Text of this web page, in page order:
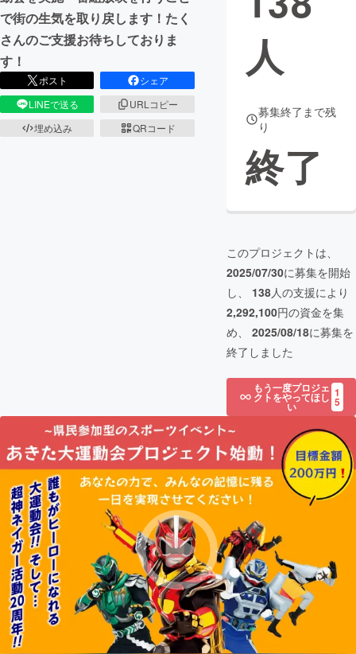
で街の生気を取り戻します！たく
さんのご支援お待ちしておりま
す！
ポスト
シェア
LINEで送る
URLコピー
埋め込み
QRコード
人
募集終了まで残
り
終了
このプロジェクトは、
2025/07/30に募集を開始
し、 138人の支援により
2,292,100円の資金を集
め、 2025/08/18に募集を
終了しました
もう一度プロジェ
クトをやってほし
い
1
5